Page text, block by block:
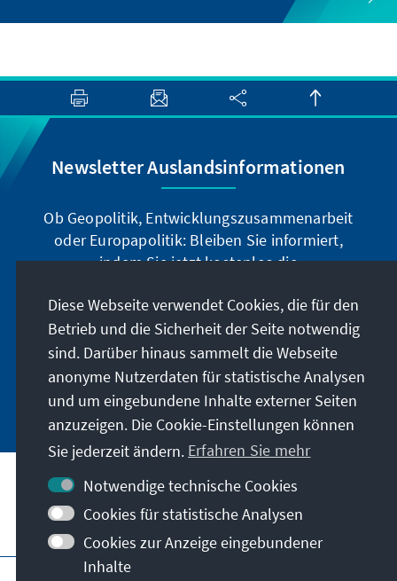
Newsletter Auslandsinformationen
Ob Geopolitik, Entwicklungszusammenarbeit
oder Europapolitik: Bleiben Sie informiert,
indem Sie jetzt kostenlos die
die Ai digital über den deutschsprachigen
Newsletter, oder als Printprodukt in deutscher
und englischer Sprache beziehen.
Jetzt abonnieren
Besuchen Sie auch
Impressum
Diese Webseite verwendet Cookies, die für den
Betrieb und die Sicherheit der Seite notwendig
sind. Darüber hinaus sammelt die Webseite
anonyme Nutzerdaten für statistische Analysen
und um eingebundene Inhalte externer Seiten
anzuzeigen. Die Cookie-Einstellungen können
Sie jederzeit ändern. Erfahren Sie mehr
Notwendige technische Cookies
Cookies für statistische Analysen
Cookies zur Anzeige eingebundener
Inhalte